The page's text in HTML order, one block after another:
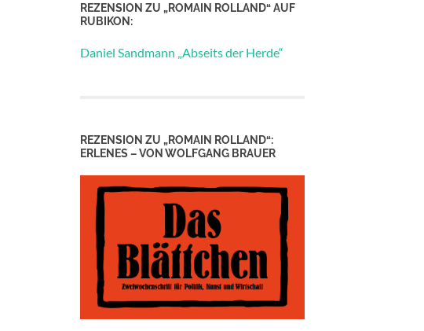
REZENSION ZU „ROMAIN ROLLAND“ AUF
RUBIKON:
Daniel Sandmann „Abseits der Herde“
REZENSION ZU „ROMAIN ROLLAND“:
ERLENES – VON WOLFGANG BRAUER